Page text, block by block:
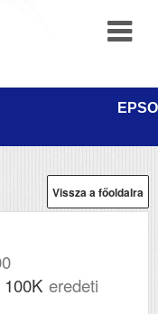
Vissza a főoldalra
eredeti